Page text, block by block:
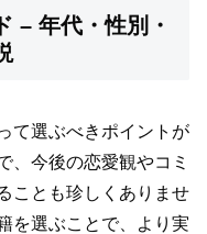
– 年代・性別・
て選ぶべきポイントが
、今後の恋愛観やコミ
ことも珍しくありませ
を選ぶことで、より実